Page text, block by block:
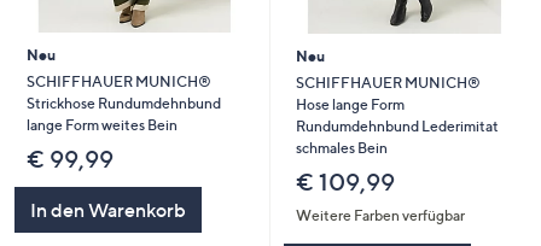
diese
anzuzeigen.
Neu
SCHIFFHAUER MUNICH®
Strickhose Rundumdehnbund
lange Form weites Bein
€ 99,99
In den Warenkorb
Neu
SCHIFFHAUER MUNICH®
Hose lange Form
Rundumdehnbund Lederimitat
schmales Bein
€ 109,99
Weitere Farben verfügbar